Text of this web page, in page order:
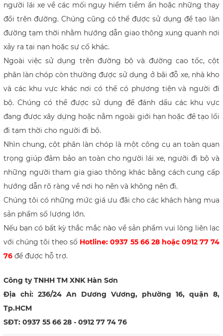
người lái xe về các mối nguy hiểm tiềm ẩn hoặc những thay
đổi trên đường. Chúng cũng có thể được sử dụng để tạo làn
đường tạm thời nhằm hướng dẫn giao thông xung quanh nơi
xảy ra tai nạn hoặc sự cố khác.
Ngoài việc sử dụng trên đường bộ và đường cao tốc, cột
phân làn chóp còn thường được sử dụng ở bãi đỗ xe, nhà kho
và các khu vực khác nơi có thể có phương tiện và người đi
bộ. Chúng có thể được sử dụng để đánh dấu các khu vực
đang được xây dựng hoặc nằm ngoài giới hạn hoặc để tạo lối
đi tạm thời cho người đi bộ.
Nhìn chung, cột phân làn chóp là một công cụ an toàn quan
trọng giúp đảm bảo an toàn cho người lái xe, người đi bộ và
những người tham gia giao thông khác bằng cách cung cấp
hướng dẫn rõ ràng về nơi họ nên và không nên đi.
Chúng tôi có những mức giá ưu đãi cho các khách hàng mua
sản phẩm số lượng lớn.
Nếu bạn có bất kỳ thắc mắc nào về sản phẩm vui lòng liên lạc
với chúng tôi theo số Hotline: 0937 55 66 28 hoặc 0912 77 74
76để được hỗ trợ.
Công ty TNHH TM XNK Hàn Sơn
Địa chỉ: 236/24 An Dương Vương, phường 16, quận 8,
Tp.HCM
SĐT: 0937 55 66 28 - 0912 77 74 76